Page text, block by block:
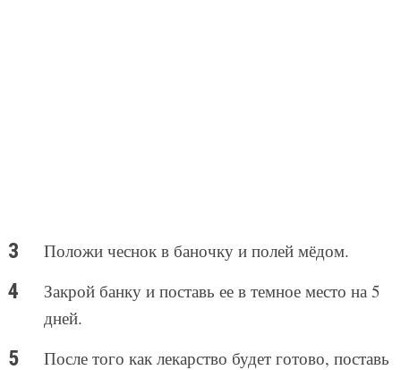
Положи чеснок в баночку и полей мёдом.
Закрой банку и поставь ее в темное место на 5
дней.
После того как лекарство будет готово, поставь